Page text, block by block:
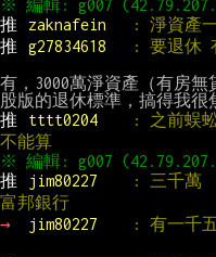
推
zaknafein
: 淨資產
推
g27834618
: 要退休
有，3000萬淨資產（有房無
推
tttt0204
: 之前蜈
不能算
推
jim80227
: 三千萬
富邦銀行
→
jim80227 : 有一千